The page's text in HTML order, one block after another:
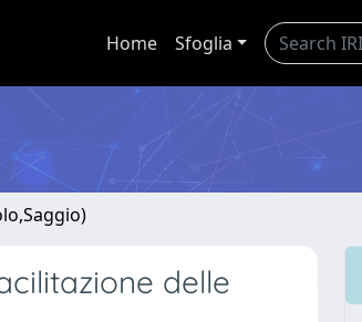
Home Sfoglia
delle